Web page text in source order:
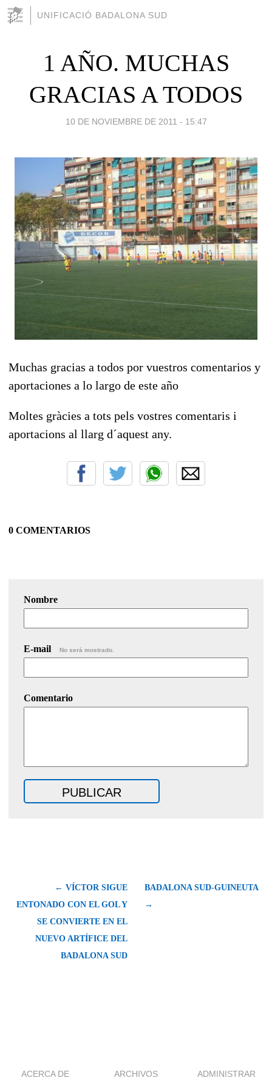
UNIFICACIÓ BADALONA SUD
1 AÑO. MUCHAS
GRACIAS A TODOS
10 DE NOVIEMBRE DE 2011 - 15:47
Muchas gracias a todos por vuestros comentarios y
aportaciones a lo largo de este año
Moltes gràcies a tots pels vostres comentaris i
aportacions al llarg d´aquest any.
0 COMENTARIOS
Nombre
E-mail No será mostrado.
Comentario
← VÍCTOR SIGUE
ENTONADO CON EL GOL Y
SE CONVIERTE EN EL
NUEVO ARTÍFICE DEL
BADALONA SUD
BADALONA SUD-GUINEUTA
→
ACERCA DE ARCHIVOS ADMINISTRAR